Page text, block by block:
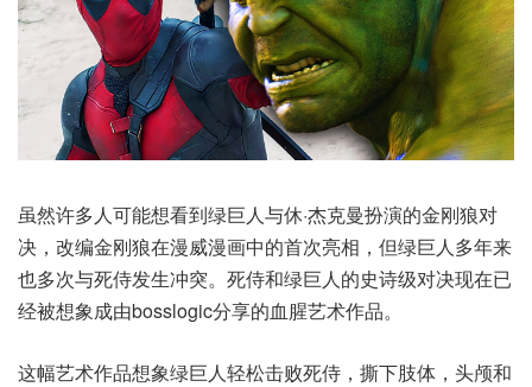
虽然许多人可能想看到绿巨人与休·杰克曼扮演的金刚狼对
决，改编金刚狼在漫威漫画中的首次亮相，但绿巨人多年来
也多次与死侍发生冲突。死侍和绿巨人的史诗级对决现在已
经被想象成由bosslogic分享的血腥艺术作品。
这幅艺术作品想象绿巨人轻松击败死侍，撕下肢体，头颅和